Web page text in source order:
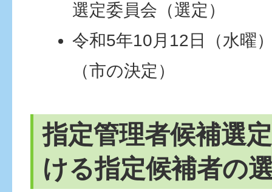
選定委員会（選定）
令和5年10月12日（水曜
（市の決定）
指定管理者候補選
ける指定候補者の